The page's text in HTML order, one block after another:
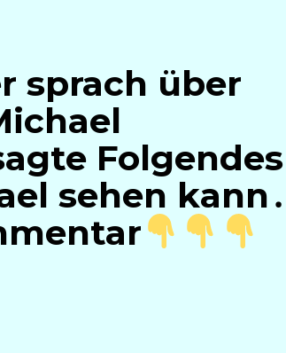
sprach über
Folgendes
sehen kann․